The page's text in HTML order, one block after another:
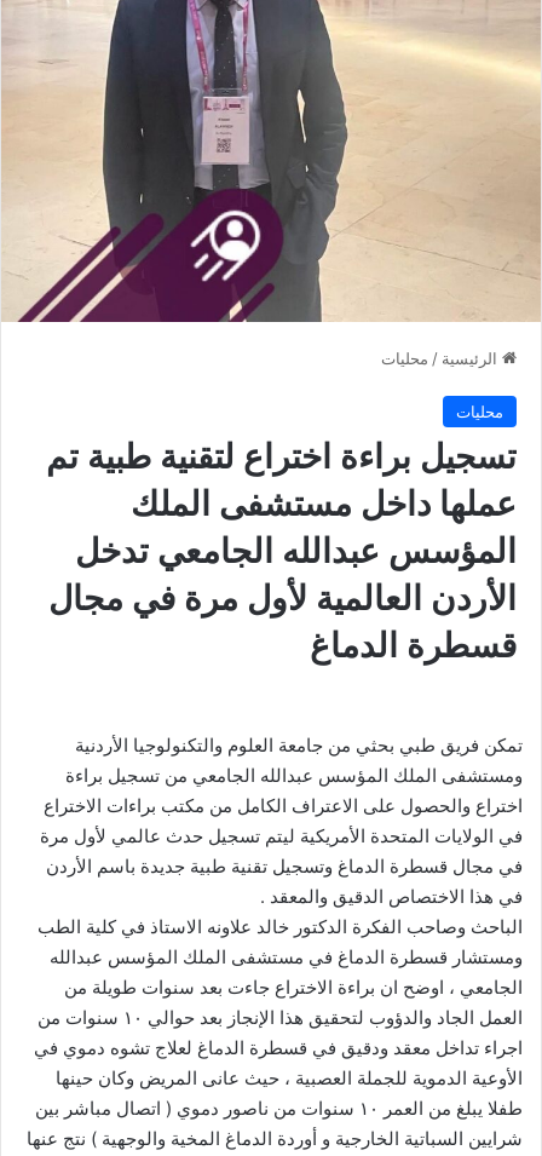
الرئيسية / محليات
محليات
تسجيل براءة اختراع لتقنية طبية تم
عملها داخل مستشفى الملك
المؤسس عبدالله الجامعي تدخل
الأردن العالمية لأول مرة في مجال
قسطرة الدماغ
تمكن فريق طبي بحثي من جامعة العلوم والتكنولوجيا الأردنية
ومستشفى الملك المؤسس عبدالله الجامعي من تسجيل براءة
اختراع والحصول على الاعتراف الكامل من مكتب براءات الاختراع
في الولايات المتحدة الأمريكية ليتم تسجيل حدث عالمي لأول مرة
في مجال قسطرة الدماغ وتسجيل تقنية طبية جديدة باسم الأردن
في هذا الاختصاص الدقيق والمعقد .
الباحث وصاحب الفكرة الدكتور خالد علاونه الاستاذ في كلية الطب
ومستشار قسطرة الدماغ في مستشفى الملك المؤسس عبدالله
الجامعي ، اوضح ان براءة الاختراع جاءت بعد سنوات طويلة من
العمل الجاد والدؤوب لتحقيق هذا الإنجاز بعد حوالي ١٠ سنوات من
اجراء تداخل معقد ودقيق في قسطرة الدماغ لعلاج تشوه دموي في
الأوعية الدموية للجملة العصبية ، حيث عانى المريض وكان حينها
طفلا يبلغ من العمر ١٠ سنوات من ناصور دموي ( اتصال مباشر بين
شرايين السباتية الخارجية و أوردة الدماغ المخية والوجهية ) نتج عنها